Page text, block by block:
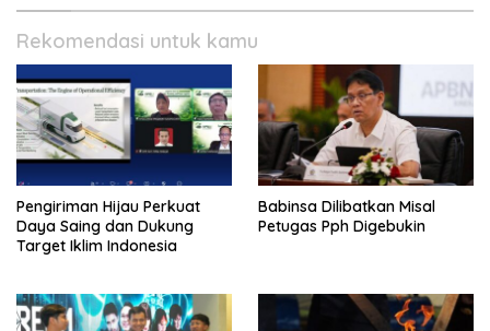
Rekomendasi untuk kamu
Pengiriman Hijau Perkuat
Daya Saing dan Dukung
Target Iklim Indonesia
Babinsa Dilibatkan Misal
Petugas Pph Digebukin